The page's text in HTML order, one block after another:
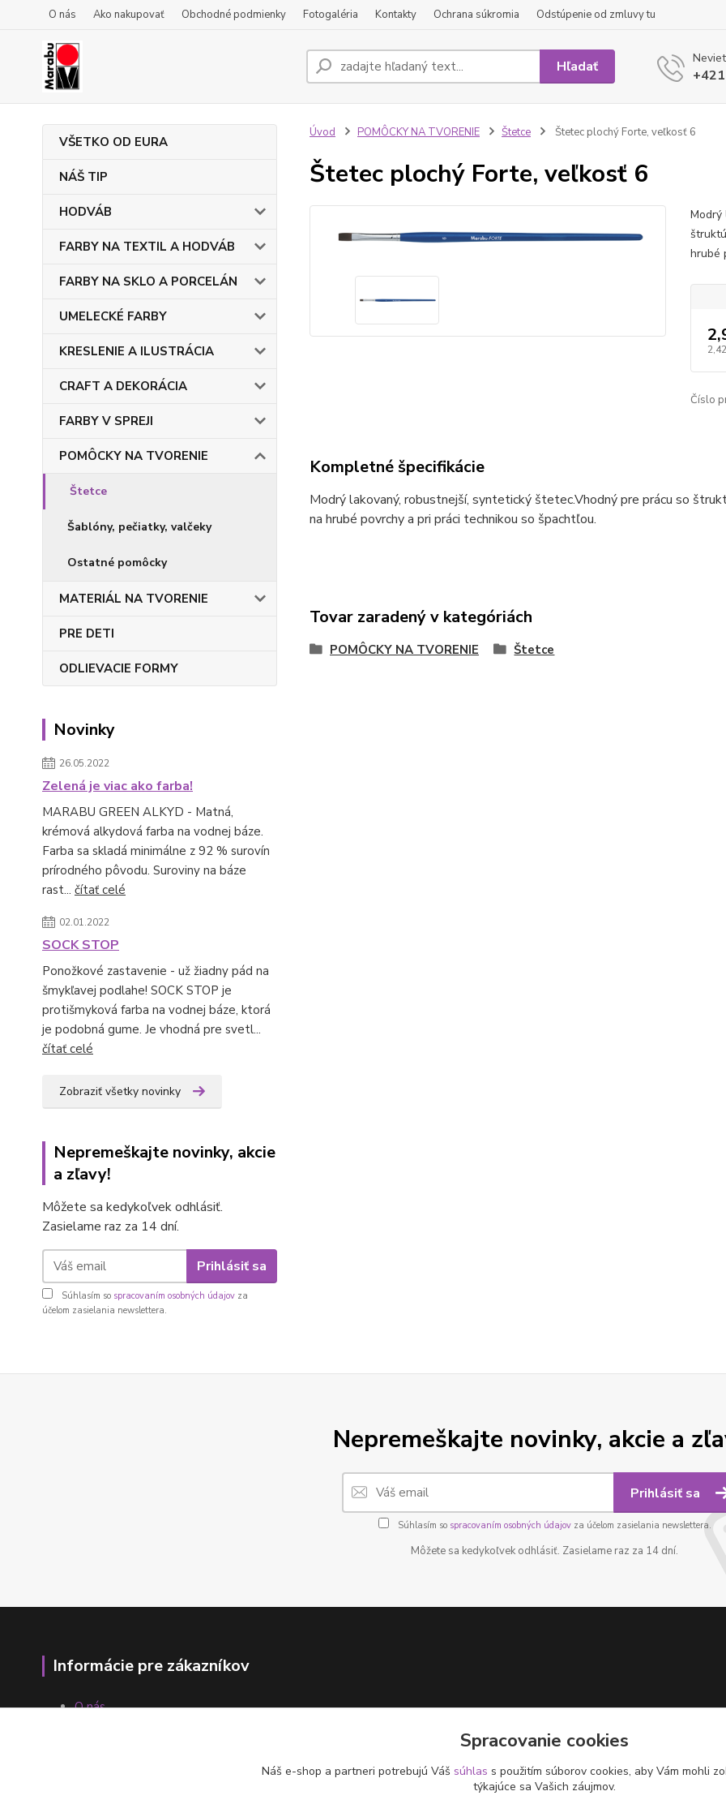
O nás Ako nakupovať Obchodné podmienky Fotogaléria Kontakty Ochrana súkromia Odstúpenie od zmluvy tu
Hľadať
VŠETKO OD EURA
NÁŠ TIP
HODVÁB
FARBY NA TEXTIL A HODVÁB
FARBY NA SKLO A PORCELÁN
UMELECKÉ FARBY
KRESLENIE A ILUSTRÁCIA
CRAFT A DEKORÁCIA
FARBY V SPREJI
POMÔCKY NA TVORENIE
Štetce
Šablóny, pečiatky, valčeky
Ostatné pomôcky
MATERIÁL NA TVORENIE
PRE DETI
ODLIEVACIE FORMY
Novinky
26.05.2022
Zelená je viac ako farba!
MARABU GREEN ALKYD - Matná,
krémová alkydová farba na vodnej báze.
Farba sa skladá minimálne z 92 % surovín
prírodného pôvodu. Suroviny na báze
rast... čítať celé
02.01.2022
SOCK STOP
Ponožkové zastavenie - už žiadny pád na
šmykľavej podlahe! SOCK STOP je
protišmyková farba na vodnej báze, ktorá
je podobná gume. Je vhodná pre svetl...
čítať celé
Zobraziť všetky novinky
Nepremeškajte novinky, akcie
a zľavy!
Môžete sa kedykoľvek odhlásiť.
Zasielame raz za 14 dní.
Prihlásiť sa
Súhlasím so spracovaním osobných údajov za
účelom zasielania newslettera.
Úvod POMÔCKY NA TVORENIE Štetce Štetec plochý Forte, veľkosť 6
Štetec plochý Forte, veľkosť 6
Modrý
hrubé
Číslo
Kompletné špecifikácie
Modrý lakovaný, robustnejší, syntetický štetec.Vhodný pre prácu so
na hrubé povrchy a pri práci technikou so špachtľou.
Tovar zaradený v kategóriách
POMÔCKY NA TVORENIE Štetce
Nepremeškajte novinky, akcie a
Prihlásiť sa
Súhlasím so spracovaním osobných údajovza účelom zasielania newslettera.
Môžete sa kedykoľvek odhlásiť. Zasielame raz za 14 dní.
Informácie pre zákazníkov
O nás
Spracovanie cookies
Náš e-shop a partneri potrebujú Váš súhlas s použitím súborov cookies, aby Vám mohli
týkajúce sa Vašich záujmov.